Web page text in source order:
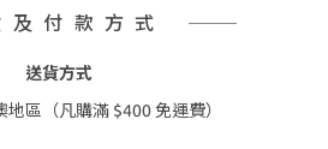
及付款方式
送貨方式
地區（凡購滿 $400 免運費）